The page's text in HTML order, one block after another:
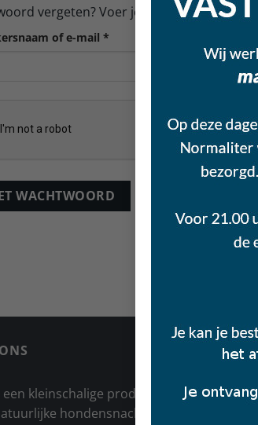
vergeten? Voer je gebruikersnaam
of e-mail *
WACHTWOORD
een kleinschalige producent van
hondensnacks. Wij